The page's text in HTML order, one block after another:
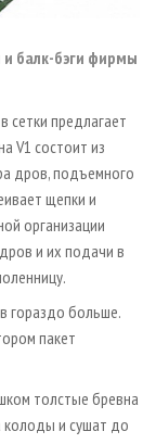
и балк-бэги фирмы
предлагает
V1 состоит из
дров, подъемного
щепки и
организации
и их подачи в
гораздо больше.
пакет
толстые бревна
колоды и сушат до